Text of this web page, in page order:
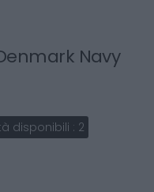
Navy
disponibili : 2